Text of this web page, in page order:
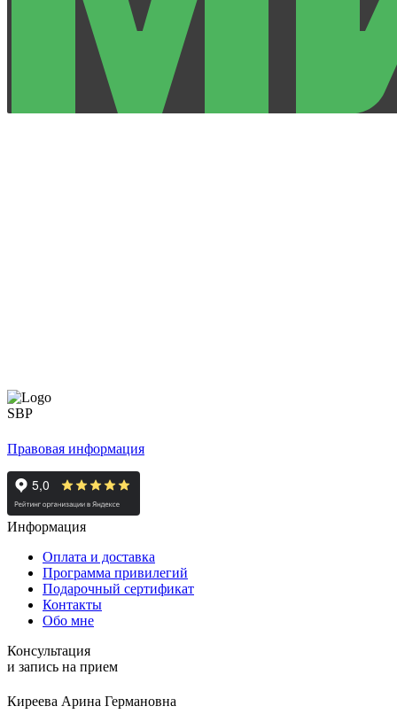
Правовая информация
Информация
Оплата и доставка
Программа привилегий
Подарочный сертификат
Контакты
Обо мне
Консультация
и запись на прием
Киреева Арина Германовна